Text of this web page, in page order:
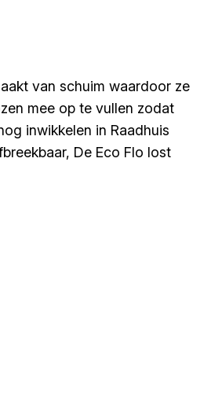
van schuim waardoor ze
mee op te vullen zodat
inwikkelen in Raadhuis
De Eco Flo lost